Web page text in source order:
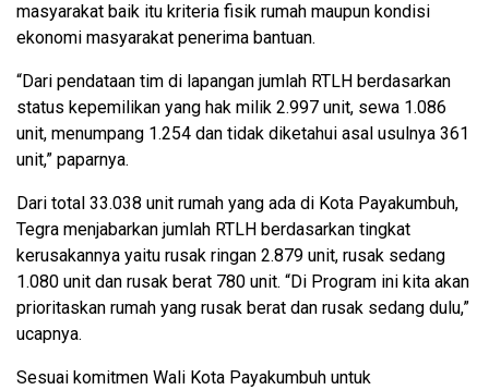
masyarakat baik itu kriteria fisik rumah maupun kondisi
ekonomi masyarakat penerima bantuan.
“Dari pendataan tim di lapangan jumlah RTLH berdasarkan
status kepemilikan yang hak milik 2.997 unit, sewa 1.086
unit, menumpang 1.254 dan tidak diketahui asal usulnya 361
unit,” paparnya.
Dari total 33.038 unit rumah yang ada di Kota Payakumbuh,
Tegra menjabarkan jumlah RTLH berdasarkan tingkat
kerusakannya yaitu rusak ringan 2.879 unit, rusak sedang
1.080 unit dan rusak berat 780 unit. “Di Program ini kita akan
prioritaskan rumah yang rusak berat dan rusak sedang dulu,”
ucapnya.
Sesuai komitmen Wali Kota Payakumbuh untuk